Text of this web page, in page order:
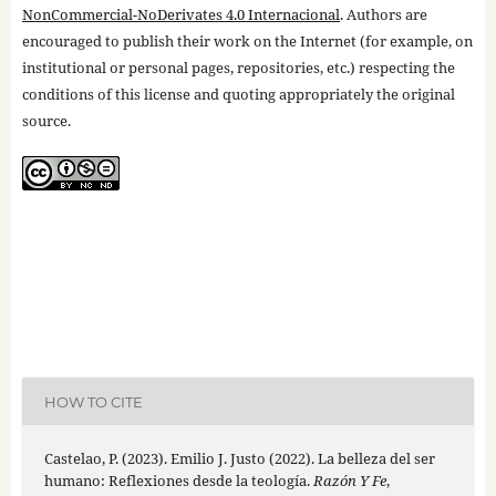
NonCommercial-NoDerivates 4.0 Internacional. Authors are
encouraged to publish their work on the Internet (for example, on
institutional or personal pages, repositories, etc.) respecting the
conditions of this license and quoting appropriately the original
source.
HOW TO CITE
Castelao, P. (2023). Emilio J. Justo (2022). La belleza del ser
humano: Reflexiones desde la teología.Razón Y Fe,